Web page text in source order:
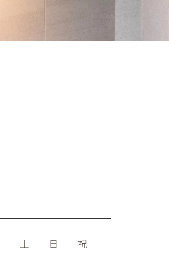
土 日 祝